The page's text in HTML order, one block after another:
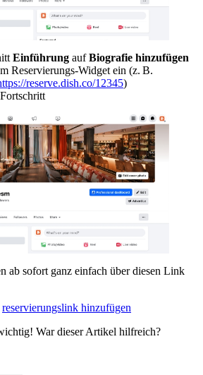
Einführung aufBiografie hinzufügen
Reservierungs-Widget ein (z. B.
reserve.dish.co/12345)
ab sofort ganz einfach über diesen Link
reservierungslink hinzufügen
War dieser Artikel hilfreich?